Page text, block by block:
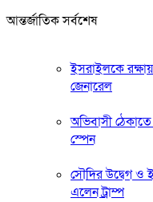
আন্তর্জাতিক সর্বশেষ
ইসরাইলকে রক্ষায়
জেনারেল
অভিবাসী
স্পেন
সৌদির উদ্বেগ ও
এলেন ট্রাম্প